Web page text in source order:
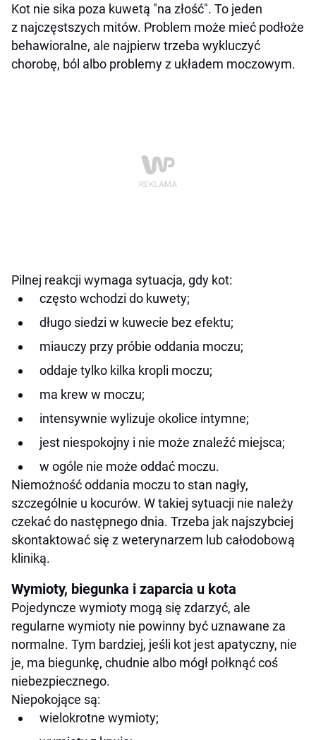
Kot nie sika poza kuwetą "na złość". To jeden
z najczęstszych mitów. Problem może mieć podłoże
behawioralne, ale najpierw trzeba wykluczyć
chorobę, ból albo problemy z układem moczowym.
Pilnej reakcji wymaga sytuacja, gdy kot:
często wchodzi do kuwety;
długo siedzi w kuwecie bez efektu;
miauczy przy próbie oddania moczu;
oddaje tylko kilka kropli moczu;
ma krew w moczu;
intensywnie wylizuje okolice intymne;
jest niespokojny i nie może znaleźć miejsca;
w ogóle nie może oddać moczu.
Niemożność oddania moczu to stan nagły,
szczególnie u kocurów. W takiej sytuacji nie należy
czekać do następnego dnia. Trzeba jak najszybciej
skontaktować się z weterynarzem lub całodobową
kliniką.
Wymioty, biegunka i zaparcia u kota
Pojedyncze wymioty mogą się zdarzyć, ale
regularne wymioty nie powinny być uznawane za
normalne. Tym bardziej, jeśli kot jest apatyczny, nie
je, ma biegunkę, chudnie albo mógł połknąć coś
niebezpiecznego.
Niepokojące są:
wielokrotne wymioty;